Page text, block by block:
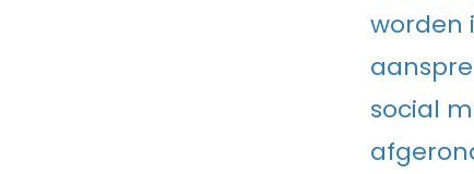
worden
social